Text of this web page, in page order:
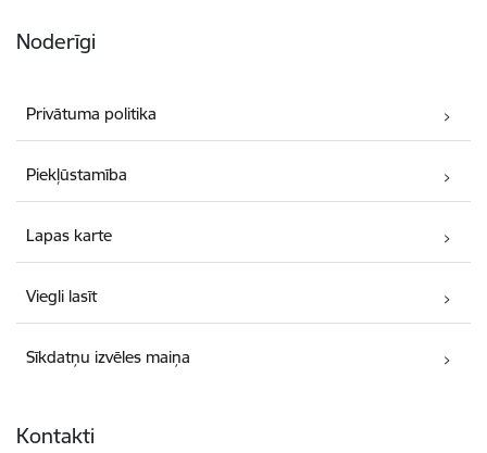
Noderīgi
Privātuma politika
Piekļūstamība
Lapas karte
Viegli lasīt
Sīkdatņu izvēles maiņa
Kontakti